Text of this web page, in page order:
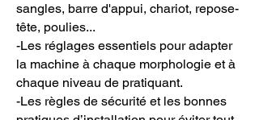
sangles, barre d'appui, chariot, repose-
tête, poulies...
-Les réglages essentiels pour adapter
la machine à chaque morphologie et à
chaque niveau de pratiquant.
-Les règles de sécurité et les bonnes